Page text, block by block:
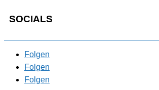
SOCIALS
Folgen
Folgen
Folgen